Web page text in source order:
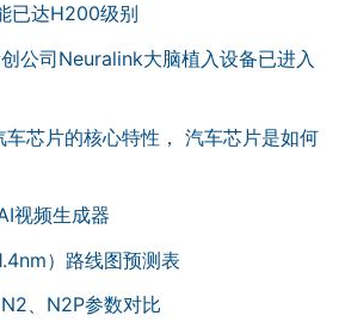
已达H200级别
公司Neuralink大脑植入设备已进入
芯片的核心特性， 汽车芯片是如何
视频生成器
）路线图预测表
、N2P参数对比